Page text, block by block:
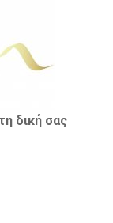
δική σας